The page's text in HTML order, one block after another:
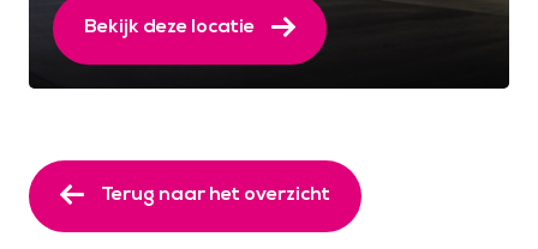
Bekijk deze locatie
Terug naar het overzicht